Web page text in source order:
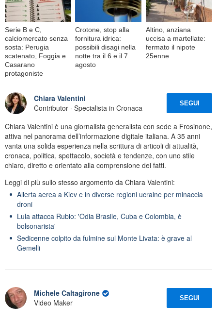
Serie B e C,
calciomercato senza
sosta: Perugia
scatenato, Foggia e
Casarano
protagoniste
Crotone, stop alla
fornitura idrica:
possibili disagi nella
notte tra il 6 e il 7
agosto
Altino, anziana
uccisa a martellate:
fermato il nipote
25enne
Chiara Valentini
Contributor · Specialista in Cronaca
SEGUI
Chiara Valentini è una giornalista generalista con sede a Frosinone,
attiva nel panorama dell’informazione digitale italiana. A 35 anni
vanta una solida esperienza nella scrittura di articoli di attualità,
cronaca, politica, spettacolo, società e tendenze, con uno stile
chiaro, diretto e orientato alla comprensione dei fatti.
Leggi di più sullo stesso argomento da Chiara Valentini:
Allerta aerea a Kiev e in diverse regioni ucraine per minaccia
droni
Lula attacca Rubio: 'Odia Brasile, Cuba e Colombia, è
bolsonarista'
Sedicenne colpito da fulmine sul Monte Livata: è grave al
Gemelli
Michele Caltagirone
Video Maker
SEGUI